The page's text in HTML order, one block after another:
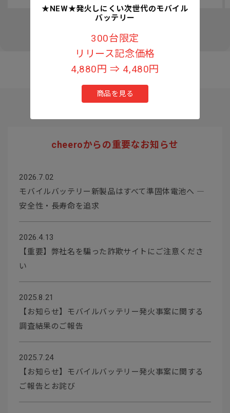
★NEW★発火しにくい次世代のモバイル
バッテリー
300台限定
リリース記念価格
4,880円 ⇒ 4,480円
商品を見る
cheeroからの重要なお知らせ
2026.7.02
モバイルバッテリー新製品はすべて準固体電池へ ―
安全性・長寿命を追求
2026.4.13
【重要】弊社名を騙った詐欺サイトにご注意くださ
い
2025.8.21
【お知らせ】モバイルバッテリー発火事案に関する
調査結果のご報告
2025.7.24
【お知らせ】モバイルバッテリー発火事案に関する
ご報告とお詫び